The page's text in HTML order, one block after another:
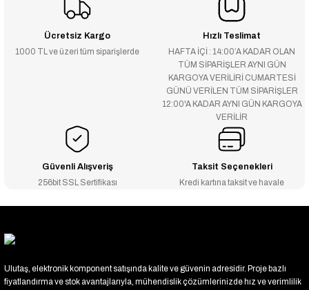
Ücretsiz Kargo
1000 TL ve üzeri tüm siparişlerde
Hızlı Teslimat
HAFTA İÇİ : 14:00’A KADAR OLAN
TÜM SİPARİŞLER AYNI GÜN
KARGOYA VERİLİRİ CUMARTESİ
GÜNÜ VERİLEN TÜM SİPARİŞLER
12:00'A KADAR AYNI GÜN KARGOYA
VERİLİR
Güvenli Alışveriş
256bit SSL Sertifikası
Taksit Seçenekleri
Kredi kartına taksit ve havale
Ulutaş, elektronik komponent satışında kalite ve güvenin adresidir. Proje bazlı
fiyatlandırma ve stok avantajlarıyla, mühendislik çözümlerinizde hız ve verimlilik